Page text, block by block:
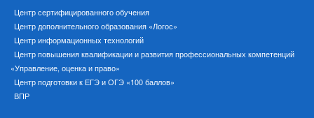
Центр сертифицированного обучения
Центр дополнительного образования «Логос»
Центр информационных технологий
Центр повышения квалификации и развития профессиональных компетенций
«Управление, оценка и право»
Центр подготовки к ЕГЭ и ОГЭ «100 баллов»
ВПР